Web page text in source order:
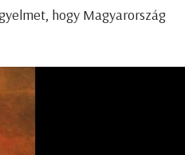
hogy Magyarország